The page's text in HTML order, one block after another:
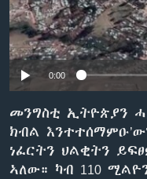
ቂሔ ጽልሚ
ቋንቋታት
0:00
መንግስቲ ኢትዮጵያን
ክብል
ነፈርትን ህልቂትን
ኣለው። ካብ 110